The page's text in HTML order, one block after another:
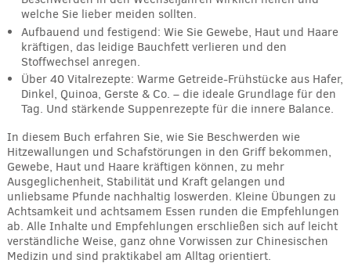
welche Sie lieber meiden sollten.
Aufbauend und festigend: Wie Sie Gewebe, Haut und Haare
kräftigen, das leidige Bauchfett verlieren und den
Stoffwechsel anregen.
Über 40 Vitalrezepte: Warme Getreide-Frühstücke aus Hafer,
Dinkel, Quinoa, Gerste & Co. – die ideale Grundlage für den
Tag. Und stärkende Suppenrezepte für die innere Balance.
In diesem Buch erfahren Sie, wie Sie Beschwerden wie
Hitzewallungen und Schafstörungen in den Griff bekommen,
Gewebe, Haut und Haare kräftigen können, zu mehr
Ausgeglichenheit, Stabilität und Kraft gelangen und
unliebsame Pfunde nachhaltig loswerden. Kleine Übungen zu
Achtsamkeit und achtsamem Essen runden die Empfehlungen
ab. Alle Inhalte und Empfehlungen erschließen sich auf leicht
verständliche Weise, ganz ohne Vorwissen zur Chinesischen
Medizin und sind praktikabel am Alltag orientiert.